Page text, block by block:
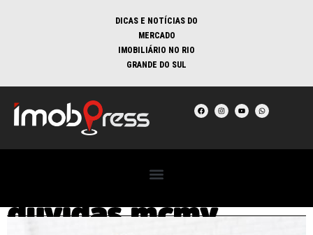
DICAS E NOTÍCIAS DO
MERCADO
IMOBILIÁRIO NO RIO
GRANDE DO SUL
dúvidas mcmv